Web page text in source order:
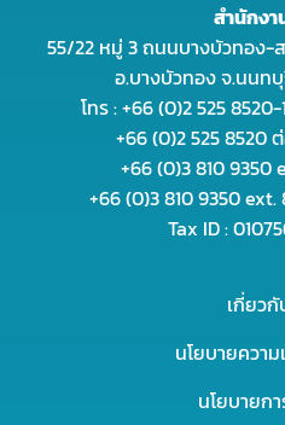
สำนักง
55/22 หมู่ 3 ถนนบางบัวทอง-
อ.บางบัวทอง จ.นนทบุ
โทร : +66 (0)2 525
+66 (0)2 525 8520
+66 (0)3 810 9350
+66 (0)3 810 9350 ext.
Tax ID :
เกี่ยวกั
นโยบายควา
นโยบายก